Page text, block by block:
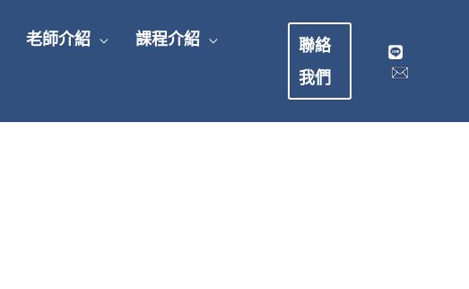
老師介紹 課程介紹
聯絡
我們